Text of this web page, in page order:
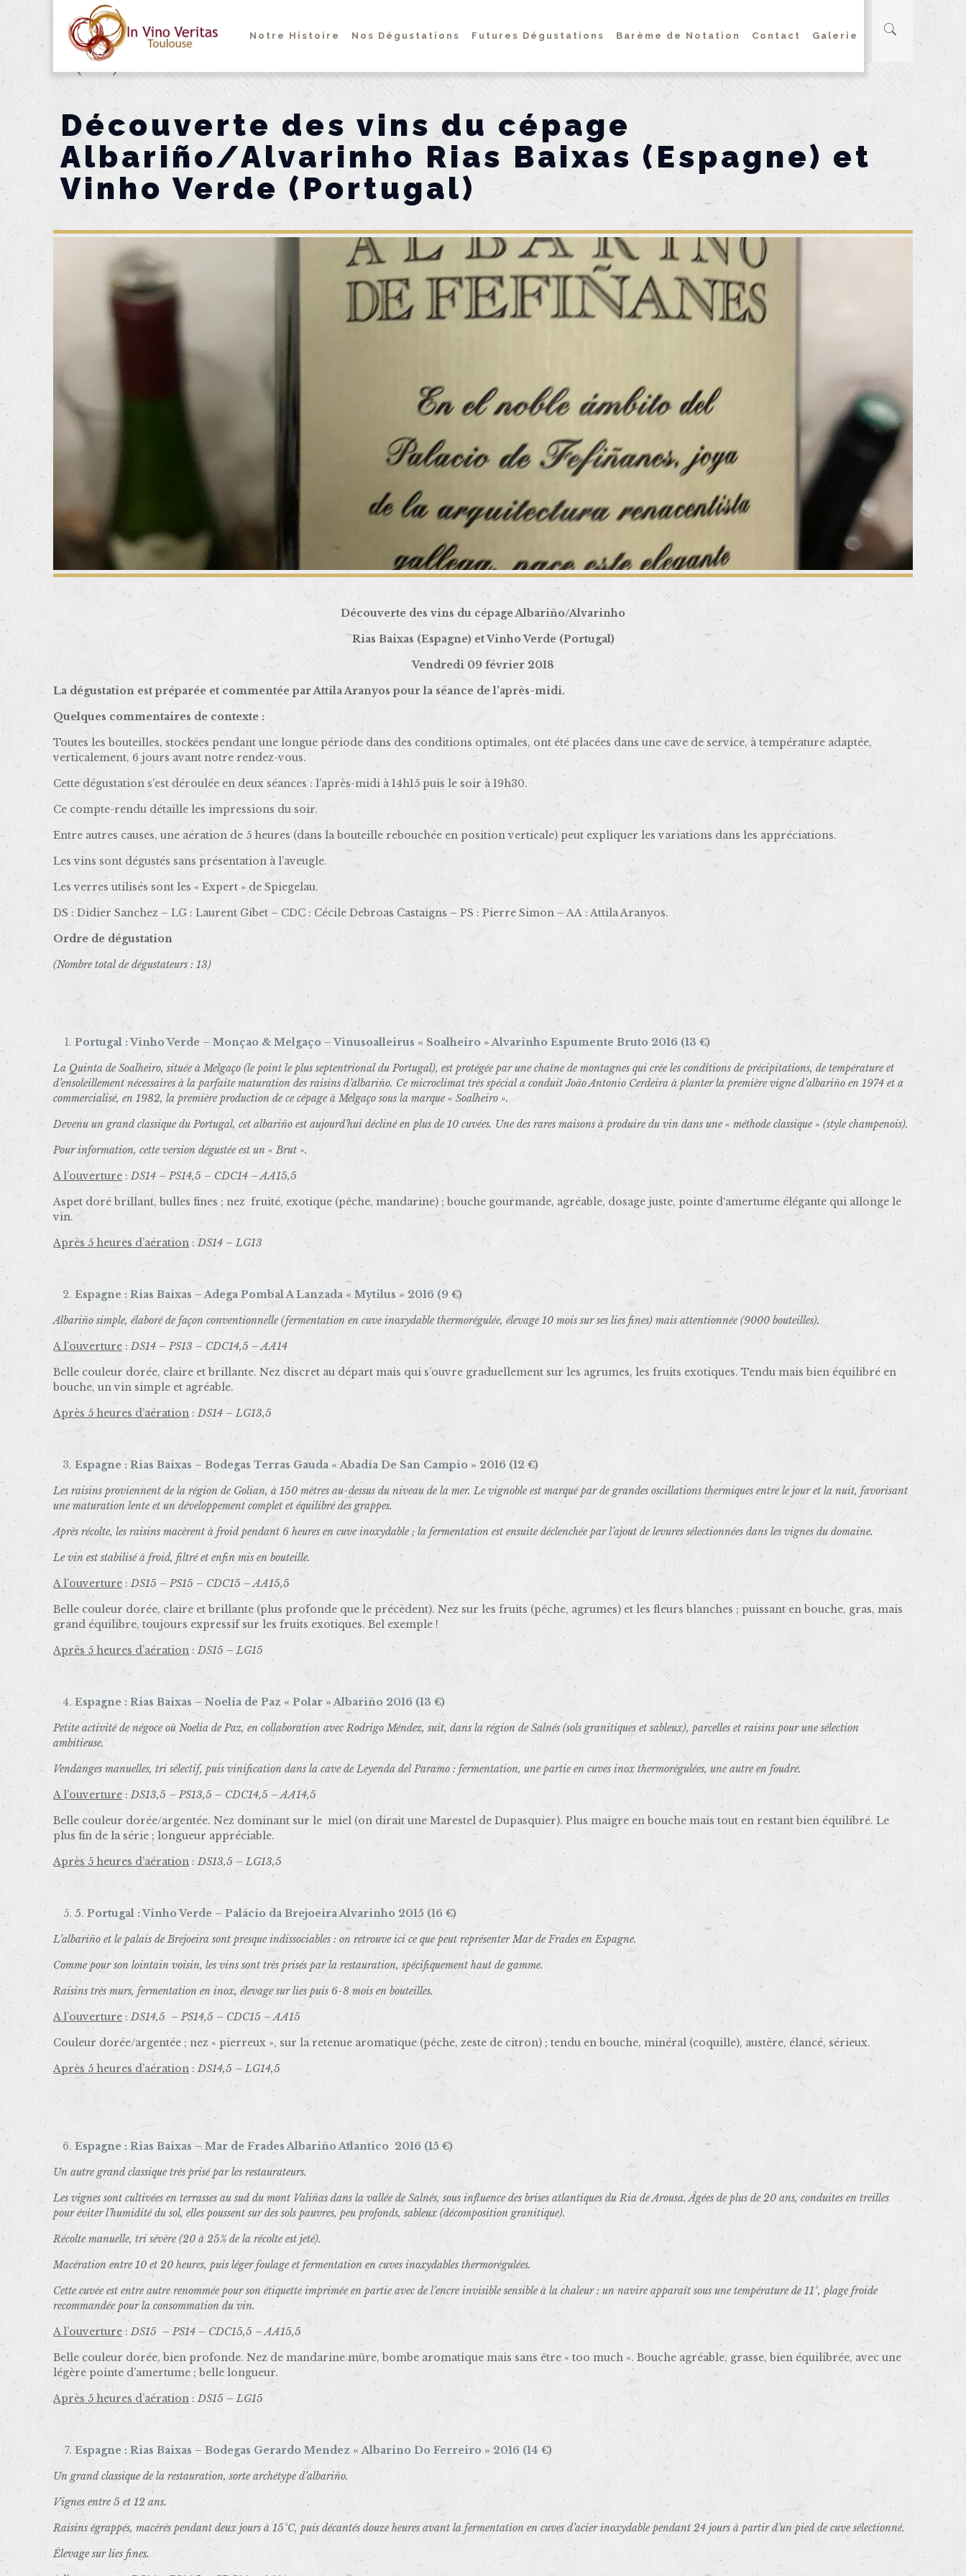
Notre Histoire Nos Dégustations Futures Dégustations Barème de Notation Contact Galerie
Découverte des vins du cépage
Albariño/Alvarinho Rias Baixas (Espagne) et
Vinho Verde (Portugal)
Découverte des vins du cépage Albariño/Alvarinho
Rias Baixas (Espagne) et Vinho Verde (Portugal)
Vendredi 09 février 2018
La dégustation est préparée et commentée par Attila Aranyos pour la séance de l’après-midi.
Quelques commentaires de contexte :
Toutes les bouteilles, stockées pendant une longue période dans des conditions optimales, ont été placées dans une cave de service, à température adaptée,
verticalement, 6 jours avant notre rendez-vous.
Cette dégustation s’est déroulée en deux séances : l’après-midi à 14h15 puis le soir à 19h30.
Ce compte-rendu détaille les impressions du soir.
Entre autres causes, une aération de 5 heures (dans la bouteille rebouchée en position verticale) peut expliquer les variations dans les appréciations.
Les vins sont dégustés sans présentation à l’aveugle.
Les verres utilisés sont les « Expert » de Spiegelau.
DS : Didier Sanchez – LG : Laurent Gibet – CDC : Cécile Debroas Castaigns – PS : Pierre Simon – AA : Attila Aranyos.
Ordre de dégustation
(Nombre total de dégustateurs : 13)
Portugal : Vinho Verde – Monçao & Melgaço – Vinusoalleirus « Soalheiro » Alvarinho Espumente Bruto 2016 (13 €)
La Quinta de Soalheiro, située à Melgaço (le point le plus septentrional du Portugal), est protégée par une chaîne de montagnes qui crée les conditions de précipitations, de température et
d’ensoleillement nécessaires à la parfaite maturation des raisins d’albariño. Ce microclimat très spécial a conduit João Antonio Cerdeira à planter la première vigne d’albariño en 1974 et a
commercialisé, en 1982, la première production de ce cépage à Melgaço sous la marque « Soalheiro ».
Devenu un grand classique du Portugal, cet albariño est aujourd’hui décliné en plus de 10 cuvées. Une des rares maisons à produire du vin dans une « méthode classique » (style champenois).
Pour information, cette version dégustée est un « Brut ».
A l’ouverture :DS14 – PS14,5 – CDC14 – AA15,5
Aspet doré brillant, bulles fines ; nez fruité, exotique (pêche, mandarine) ; bouche gourmande, agréable, dosage juste, pointe d‘amertume élégante qui allonge le
vin.
Après 5 heures d’aération :DS14 – LG13
Espagne : Rias Baixas – Adega Pombal A Lanzada « Mytilus » 2016 (9 €)
Albariño simple, élaboré de façon conventionnelle (fermentation en cuve inoxydable thermorégulée, élevage 10 mois sur ses lies fines) mais attentionnée (9000 bouteilles).
A l’ouverture :DS14 – PS13 – CDC14,5 – AA14
Belle couleur dorée, claire et brillante. Nez discret au départ mais qui s’ouvre graduellement sur les agrumes, les fruits exotiques. Tendu mais bien équilibré en
bouche, un vin simple et agréable.
Après 5 heures d’aération :DS14 – LG13,5
Espagne : Rias Baixas – Bodegas Terras Gauda « Abadía De San Campio » 2016 (12 €)
Les raisins proviennent de la région de Golian, à 150 mètres au-dessus du niveau de la mer. Le vignoble est marqué par de grandes oscillations thermiques entre le jour et la nuit, favorisant
une maturation lente et un développement complet et équilibré des grappes.
Après récolte, les raisins macèrent à froid pendant 6 heures en cuve inoxydable ; la fermentation est ensuite déclenchée par l’ajout de levures sélectionnées dans les vignes du domaine.
Le vin est stabilisé à froid, filtré et enfin mis en bouteille.
A l’ouverture :DS15 – PS15 – CDC15 – AA15,5
Belle couleur dorée, claire et brillante (plus profonde que le précèdent). Nez sur les fruits (pêche, agrumes) et les fleurs blanches ; puissant en bouche, gras, mais
grand équilibre, toujours expressif sur les fruits exotiques. Bel exemple !
Après 5 heures d’aération :DS15 – LG15
Espagne : Rias Baixas – Noelia de Paz « Polar » Albariño 2016 (13 €)
Petite activité de négoce où Noelia de Paz, en collaboration avec Rodrigo Méndez, suit, dans la région de Salnés (sols granitiques et sableux), parcelles et raisins pour une sélection
ambitieuse.
Vendanges manuelles, tri sélectif, puis vinification dans la cave de Leyenda del Paramo : fermentation, une partie en cuves inox thermorégulées, une autre en foudre.
A l’ouverture :DS13,5 – PS13,5 – CDC14,5 – AA14,5
Belle couleur dorée/argentée. Nez dominant sur le miel (on dirait une Marestel de Dupasquier). Plus maigre en bouche mais tout en restant bien équilibré. Le
plus fin de la série ; longueur appréciable.
Après 5 heures d’aération :DS13,5 – LG13,5
5.Portugal : Vinho Verde – Palácio da Brejoeira Alvarinho 2015 (16 €)
L’albariño et le palais de Brejoeira sont presque indissociables : on retrouve ici ce que peut représenter Mar de Frades en Espagne.
Comme pour son lointain voisin, les vins sont très prisés par la restauration, spécifiquement haut de gamme.
Raisins très murs, fermentation en inox, élevage sur lies puis 6-8 mois en bouteilles.
A l’ouverture :DS14,5 – PS14,5 – CDC15 – AA15
Couleur dorée/argentée ; nez « pierreux », sur la retenue aromatique (pêche, zeste de citron) ; tendu en bouche, minéral (coquille), austère, élancé, sérieux.
Après 5 heures d’aération :DS14,5 – LG14,5
Espagne : Rias Baixas – Mar de Frades Albariño Atlantico 2016 (15 €)
Un autre grand classique très prisé par les restaurateurs.
Les vignes sont cultivées en terrasses au sud du mont Valiñas dans la vallée de Salnés, sous influence des brises atlantiques du Ria de Arousa. Âgées de plus de 20 ans, conduites en treilles
pour éviter l’humidité du sol, elles poussent sur des sols pauvres, peu profonds, sableux (décomposition granitique).
Récolte manuelle, tri sévère (20 à 25% de la récolte est jeté).
Macération entre 10 et 20 heures, puis léger foulage et fermentation en cuves inoxydables thermorégulées.
Cette cuvée est entre autre renommée pour son étiquette imprimée en partie avec de l’encre invisible sensible à la chaleur : un navire apparaît sous une température de 11°, plage froide
recommandée pour la consommation du vin.
A l’ouverture :DS15 – PS14 – CDC15,5 – AA15,5
Belle couleur dorée, bien profonde. Nez de mandarine mûre, bombe aromatique mais sans être « too much ». Bouche agréable, grasse, bien équilibrée, avec une
légère pointe d’amertume ; belle longueur.
Après 5 heures d’aération :DS15 – LG15
Espagne : Rias Baixas – Bodegas Gerardo Mendez « Albarino Do Ferreiro » 2016 (14 €)
Un grand classique de la restauration, sorte archétype d’albariño.
Vignes entre 5 et 12 ans.
Raisins égrappés, macérés pendant deux jours à 15°C, puis décantés douze heures avant la fermentation en cuves d’acier inoxydable pendant 24 jours à partir d’un pied de cuve sélectionné.
Élevage sur lies fines.